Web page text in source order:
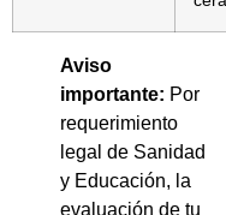
Aviso
importante: Por
requerimiento
legal de Sanidad
y Educación, la
evaluación de tu